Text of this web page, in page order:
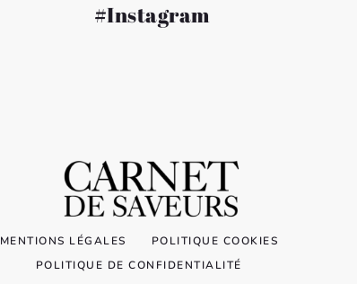
#Instagram
MENTIONS LÉGALES
POLITIQUE COOKIES
POLITIQUE DE CONFIDENTIALITÉ